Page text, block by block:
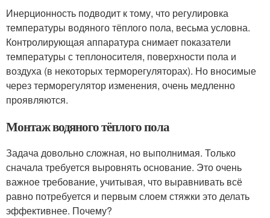
Инерционность подводит к тому, что регулировка
температуры водяного тёплого пола, весьма условна.
Контролирующая аппаратура снимает показатели
температуры с теплоносителя, поверхности пола и
воздуха (в некоторых терморегуляторах). Но вносимые
через терморегулятор изменения, очень медленно
проявляются.
Монтаж водяного тёплого пола
Задача довольно сложная, но выполнимая. Только
сначала требуется выровнять основание. Это очень
важное требование, учитывая, что выравнивать всё
равно потребуется и первым слоем стяжки это делать
эффективнее. Почему?